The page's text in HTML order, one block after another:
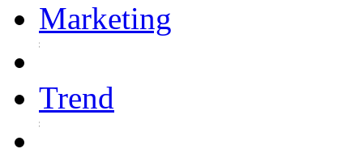
Marketing
Trend